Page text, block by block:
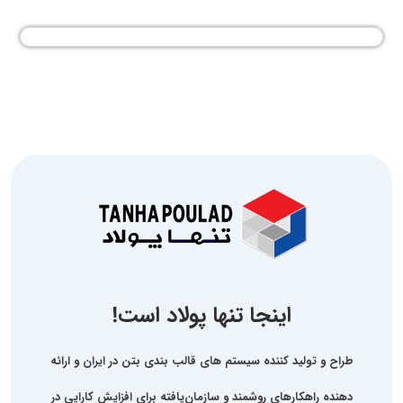
اینجا تنها پولاد است!
طراح و تولید کننده سیستم های قالب بندی بتن در ایران و ارائه
دهنده راهکارهای روشمند و سازمان‌یافته برای افزایش کارایی در